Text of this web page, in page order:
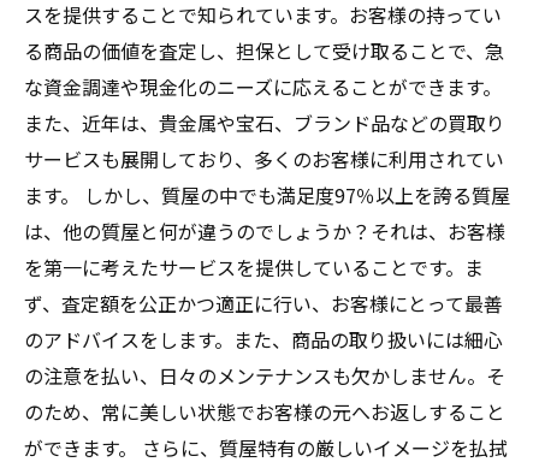
スを提供することで知られています。お客様の持ってい
る商品の価値を査定し、担保として受け取ることで、急
な資金調達や現金化のニーズに応えることができます。
また、近年は、貴金属や宝石、ブランド品などの買取り
サービスも展開しており、多くのお客様に利用されてい
ます。 しかし、質屋の中でも満足度97％以上を誇る質屋
は、他の質屋と何が違うのでしょうか？それは、お客様
を第一に考えたサービスを提供していることです。ま
ず、査定額を公正かつ適正に行い、お客様にとって最善
のアドバイスをします。また、商品の取り扱いには細心
の注意を払い、日々のメンテナンスも欠かしません。そ
のため、常に美しい状態でお客様の元へお返しすること
ができます。 さらに、質屋特有の厳しいイメージを払拭